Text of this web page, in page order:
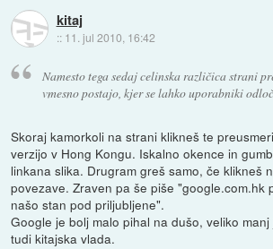
kitaj
:: 11. jul 2010, 16:42
Namesto tega sedaj celinska različica strani
vmesno postajo, kjer se lahko uporabniki
Skoraj kamorkoli na strani klikneš te
verzijo v Hong Kongu. Iskalno okence in
linkana slika. Drugram greš samo, če klikneš
povezave. Zraven pa še piše "google.com.hk
našo stan pod priljubljene".
Google je bolj malo pihal na dušo, veliko
tudi kitajska vlada.